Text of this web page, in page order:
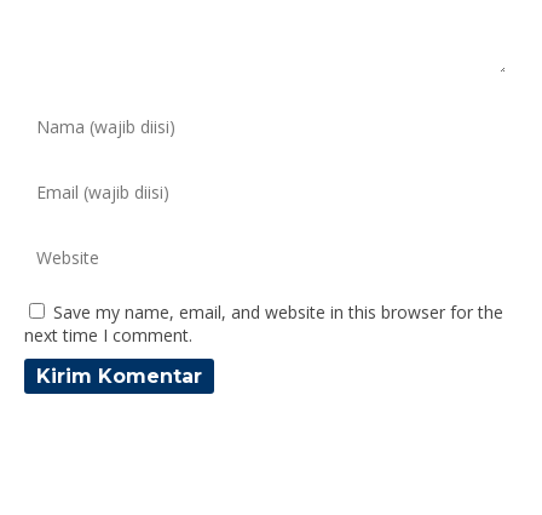
Save my name, email, and website in this browser for the
next time I comment.